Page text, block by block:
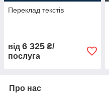
Переклад текстів
від 6 325 ₴/
послуга
Про нас